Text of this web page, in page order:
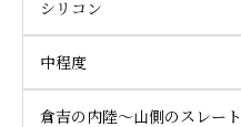
シリコン
中程度
倉吉の内陸～山側のスレー